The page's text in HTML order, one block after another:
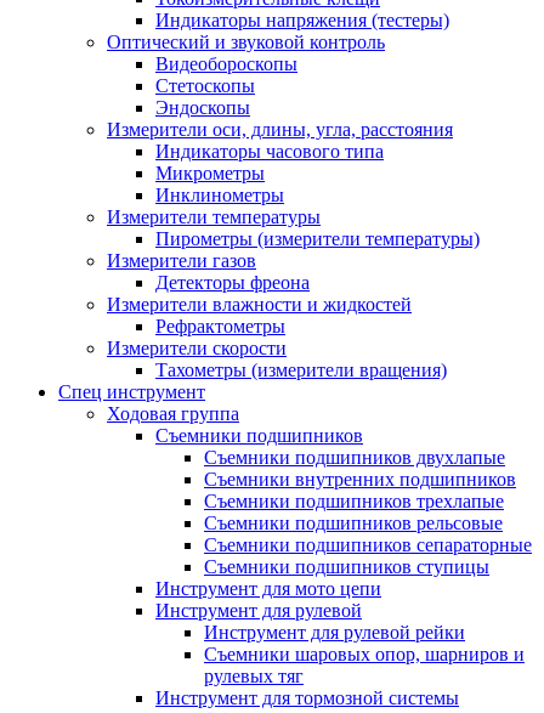
Индикаторы напряжения (тестеры)
Оптический и звуковой контроль
Видеобороскопы
Стетоскопы
Эндоскопы
Измерители оси, длины, угла, расстояния
Индикаторы часового типа
Микрометры
Инклинометры
Измерители температуры
Пирометры (измерители температуры)
Измерители газов
Детекторы фреона
Измерители влажности и жидкостей
Рефрактометры
Измерители скорости
Тахометры (измерители вращения)
Спец инструмент
Ходовая группа
Съемники подшипников
Съемники подшипников двухлапые
Съемники внутренних подшипников
Съемники подшипников трехлапые
Съемники подшипников рельсовые
Съемники подшипников сепараторные
Съемники подшипников ступицы
Инструмент для мото цепи
Инструмент для рулевой
Инструмент для рулевой рейки
Съемники шаровых опор, шарниров и
рулевых тяг
Инструмент для тормозной системы